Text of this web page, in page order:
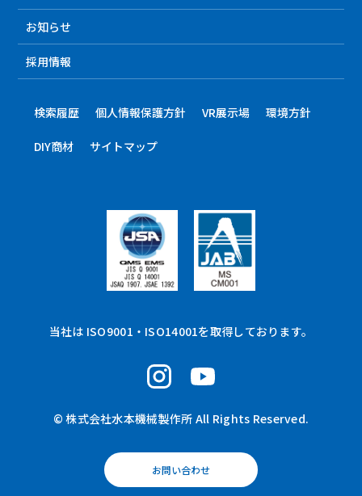
お問い合わせ
お知らせ
採用情報
検索履歴 個人情報保護方針 VR展示場 環境方針
DIY商材 サイトマップ
当社は ISO9001・ISO14001を取得しております。
© 株式会社水本機械製作所 All Rights Reserved.